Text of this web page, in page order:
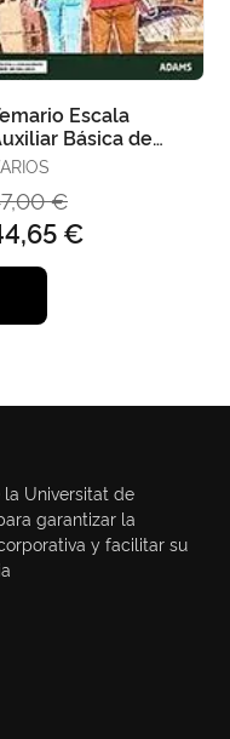
Escala
Básica de
€
€
la Universitat de
garantizar la
y facilitar su